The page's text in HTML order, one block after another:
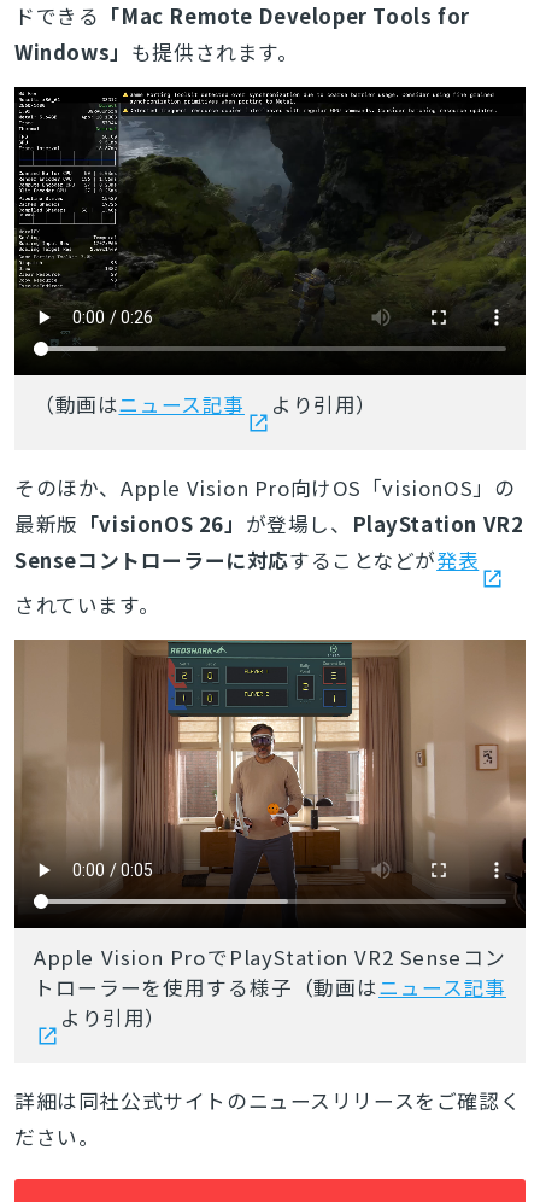
ドできる 「Mac Remote Developer Tools for
Windows」 も提供されます。
（動画はニュース記事 より引用）
そのほか、 Apple Vision Pro向けOS「visionOS」の
最新版 「visionOS 26」 が登場し、 PlayStation VR2
Senseコントローラーに対応することなどが発表
されています。
Apple Vision ProでPlayStation VR2 Senseコン
トローラーを使用する様子（動画はニュース記事
より引用）
詳細は同社公式サイトのニュースリリースをご確認く
ださい。